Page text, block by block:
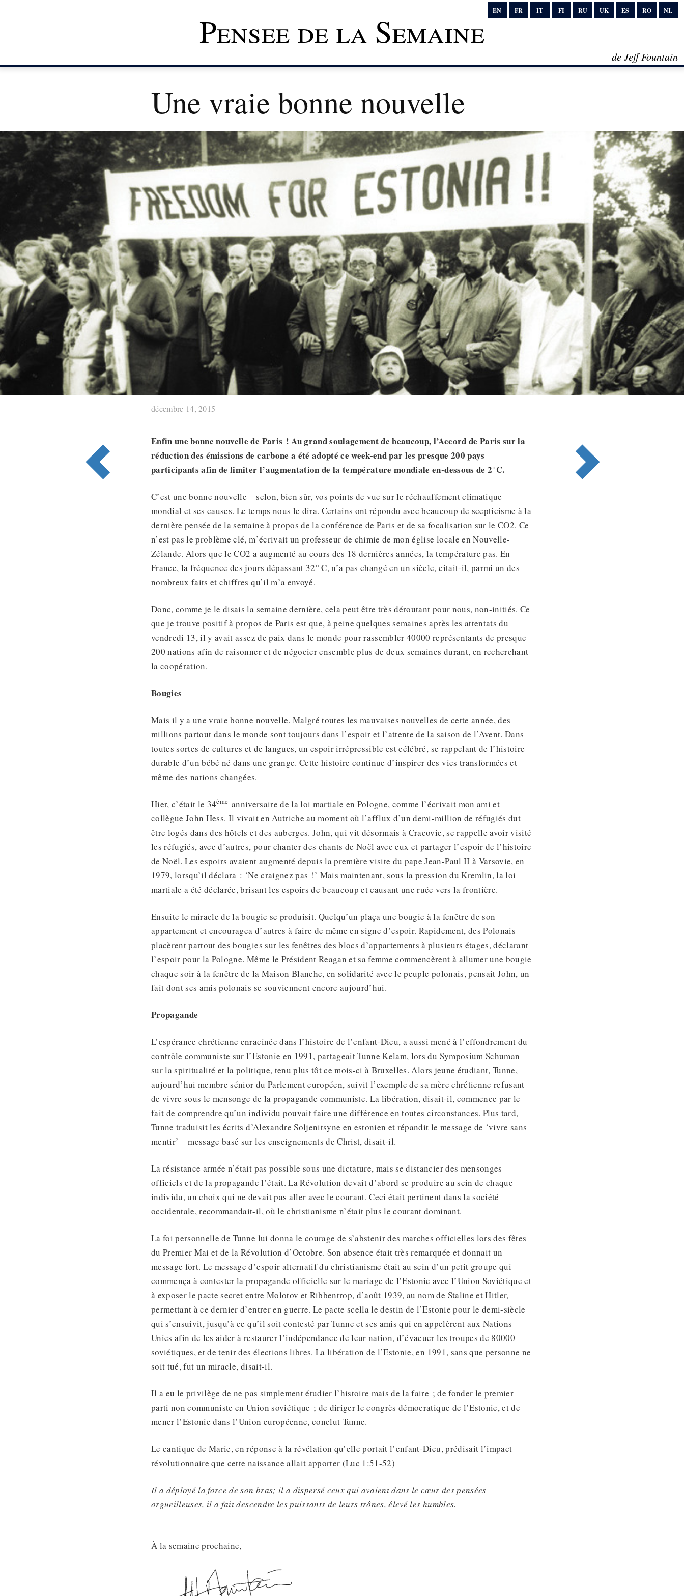
EN FR IT FI RU UK ES RO NL
Pensee de la Semaine
de Jeff Fountain
Une vraie bonne nouvelle
décembre 14, 2015
Enfin une bonne nouvelle de Paris ! Au grand soulagement de beaucoup, l’Accord de Paris sur la
réduction des émissions de carbone a été adopté ce week-end par les presque 200 pays
participants afin de limiter l’augmentation de la température mondiale en-dessous de 2°C.
C’est une bonne nouvelle – selon, bien sûr, vos points de vue sur le réchauffement climatique
mondial et ses causes. Le temps nous le dira. Certains ont répondu avec beaucoup de scepticisme à la
dernière pensée de la semaine à propos de la conférence de Paris et de sa focalisation sur le CO2. Ce
n’est pas le problème clé, m’écrivait un professeur de chimie de mon église locale en Nouvelle-
Zélande. Alors que le CO2 a augmenté au cours des 18 dernières années, la température pas. En
France, la fréquence des jours dépassant 32° C, n’a pas changé en un siècle, citait-il, parmi un des
nombreux faits et chiffres qu’il m’a envoyé.
Donc, comme je le disais la semaine dernière, cela peut être très déroutant pour nous, non-initiés. Ce
que je trouve positif à propos de Paris est que, à peine quelques semaines après les attentats du
vendredi 13, il y avait assez de paix dans le monde pour rassembler 40000 représentants de presque
200 nations afin de raisonner et de négocier ensemble plus de deux semaines durant, en recherchant
la coopération.
Bougies
Mais il y a une vraie bonne nouvelle. Malgré toutes les mauvaises nouvelles de cette année, des
millions partout dans le monde sont toujours dans l’espoir et l’attente de la saison de l’Avent. Dans
toutes sortes de cultures et de langues, un espoir irrépressible est célébré, se rappelant de l’histoire
durable d’un bébé né dans une grange. Cette histoire continue d’inspirer des vies transformées et
même des nations changées.
Hier, c’était le 34ème anniversaire de la loi martiale en Pologne, comme l’écrivait mon ami et
collègue John Hess. Il vivait en Autriche au moment où l’afflux d’un demi-million de réfugiés dut
être logés dans des hôtels et des auberges. John, qui vit désormais à Cracovie, se rappelle avoir visité
les réfugiés, avec d’autres, pour chanter des chants de Noël avec eux et partager l’espoir de l’histoire
de Noël. Les espoirs avaient augmenté depuis la première visite du pape Jean-Paul II à Varsovie, en
1979, lorsqu’il déclara : ‘Ne craignez pas !’ Mais maintenant, sous la pression du Kremlin, la loi
martiale a été déclarée, brisant les espoirs de beaucoup et causant une ruée vers la frontière.
Ensuite le miracle de la bougie se produisit. Quelqu’un plaça une bougie à la fenêtre de son
appartement et encouragea d’autres à faire de même en signe d’espoir. Rapidement, des Polonais
placèrent partout des bougies sur les fenêtres des blocs d’appartements à plusieurs étages, déclarant
l’espoir pour la Pologne. Même le Président Reagan et sa femme commencèrent à allumer une bougie
chaque soir à la fenêtre de la Maison Blanche, en solidarité avec le peuple polonais, pensait John, un
fait dont ses amis polonais se souviennent encore aujourd’hui.
Propagande
L’espérance chrétienne enracinée dans l’histoire de l’enfant-Dieu, a aussi mené à l’effondrement du
contrôle communiste sur l’Estonie en 1991, partageait Tunne Kelam, lors du Symposium Schuman
sur la spiritualité et la politique, tenu plus tôt ce mois-ci à Bruxelles. Alors jeune étudiant, Tunne,
aujourd’hui membre sénior du Parlement européen, suivit l’exemple de sa mère chrétienne refusant
de vivre sous le mensonge de la propagande communiste. La libération, disait-il, commence par le
fait de comprendre qu’un individu pouvait faire une différence en toutes circonstances. Plus tard,
Tunne traduisit les écrits d’Alexandre Soljenitsyne en estonien et répandit le message de ‘vivre sans
mentir’ – message basé sur les enseignements de Christ, disait-il.
La résistance armée n’était pas possible sous une dictature, mais se distancier des mensonges
officiels et de la propagande l’était. La Révolution devait d’abord se produire au sein de chaque
individu, un choix qui ne devait pas aller avec le courant. Ceci était pertinent dans la société
occidentale, recommandait-il, où le christianisme n’était plus le courant dominant.
La foi personnelle de Tunne lui donna le courage de s’abstenir des marches officielles lors des fêtes
du Premier Mai et de la Révolution d’Octobre. Son absence était très remarquée et donnait un
message fort. Le message d’espoir alternatif du christianisme était au sein d’un petit groupe qui
commença à contester la propagande officielle sur le mariage de l’Estonie avec l’Union Soviétique et
à exposer le pacte secret entre Molotov et Ribbentrop, d’août 1939, au nom de Staline et Hitler,
permettant à ce dernier d’entrer en guerre. Le pacte scella le destin de l’Estonie pour le demi-siècle
qui s’ensuivit, jusqu’à ce qu’il soit contesté par Tunne et ses amis qui en appelèrent aux Nations
Unies afin de les aider à restaurer l’indépendance de leur nation, d’évacuer les troupes de 80000
soviétiques, et de tenir des élections libres. La libération de l’Estonie, en 1991, sans que personne ne
soit tué, fut un miracle, disait-il.
Il a eu le privilège de ne pas simplement étudier l’histoire mais de la faire ; de fonder le premier
parti non communiste en Union soviétique ; de diriger le congrès démocratique de l’Estonie, et de
mener l’Estonie dans l’Union européenne, conclut Tunne.
Le cantique de Marie, en réponse à la révélation qu’elle portait l’enfant-Dieu, prédisait l’impact
révolutionnaire que cette naissance allait apporter (Luc 1:51-52)
Il a déployé la force de son bras; il a dispersé ceux qui avaient dans le cœur des pensées
orgueilleuses, il a fait descendre les puissants de leurs trônes, élevé les humbles.
À la semaine prochaine,